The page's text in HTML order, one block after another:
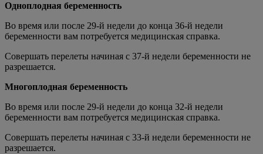
Одноплодная беременность
Во время или после 29-й недели до конца 36-й недели
беременности вам потребуется медицинская справка.
Совершать перелеты начиная с 37-й недели беременности не
разрешается.
Многоплодная беременность
Во время или после 29-й недели до конца 32-й недели
беременности вам потребуется медицинская справка.
Совершать перелеты начиная с 33-й недели беременности не
разрешается.